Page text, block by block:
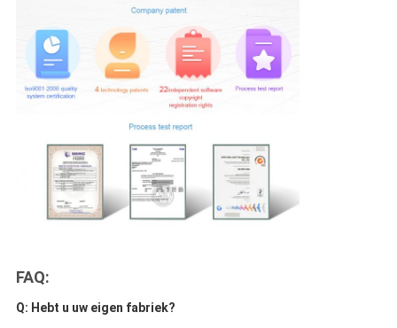
FAQ:
Q: Hebt u uw eigen fabriek?